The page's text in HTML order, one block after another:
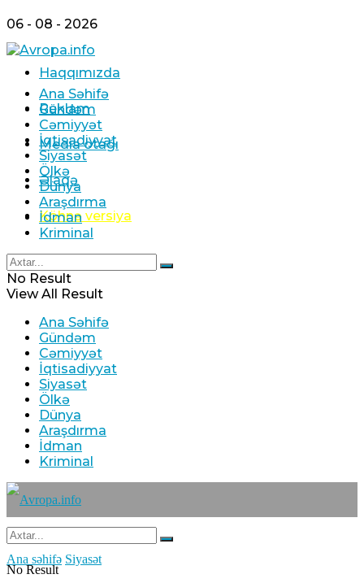
06 - 08 - 2026
Haqqımızda
Reklam
Media otağı
Əlaqə
Köhnə versiya
Ana Səhifə
Gündəm
Cəmiyyət
İqtisadiyyat
Siyasət
Ölkə
Dünya
Araşdırma
İdman
Kriminal
No Result
View All Result
Ana Səhifə
Gündəm
Cəmiyyət
İqtisadiyyat
Siyasət
Ölkə
Dünya
Araşdırma
İdman
Kriminal
No Result
Ana səhifə Siyasət